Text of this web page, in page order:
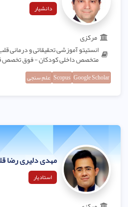
دانشیار
مرکزی
انستیتو آموزشی تحقیقاتی و درمانی
متخصص داخلی کودکان - فوق تخصص
Google Scholar
Scopus علم سنجی
مهدی دلیری رضا
استادیار